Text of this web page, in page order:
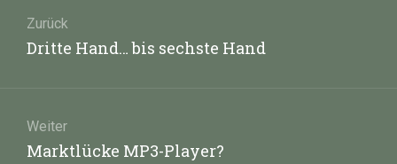
Zurück
Vorheriger
Dritte Hand… bis sechste Hand
Weiter
Nächster
Marktlücke MP3-Player?